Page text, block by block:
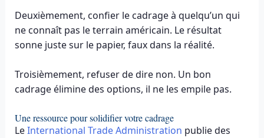
Deuxièmement, confier le cadrage à quelqu’un qui
ne connaît pas le terrain américain. Le résultat
sonne juste sur le papier, faux dans la réalité.
Troisièmement, refuser de dire non. Un bon
cadrage élimine des options, il ne les empile pas.
Une ressource pour solidifier votre cadrage
LeInternational Trade Administration publie des